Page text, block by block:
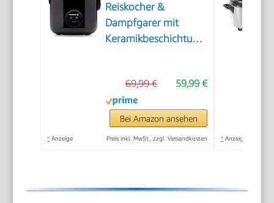
Reiskocher &
Dampfgarer mit
Keramikbeschichtung
59,99 €
69,99 €
Bei Amazon ansehen
* Anzeige Preis inkl. MwSt., zzgl. Versandkosten * Anzeige